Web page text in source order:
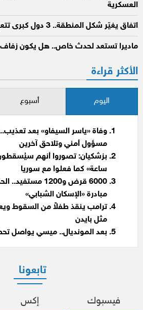
العسكرية
اتفاق يغيّر شكل المنطقة.. 3 دول كبرى تتعهد بالرد على أيّ هجوم
ماديرا تستعد لحدث خاص.. هل يكون زفاف
الأكثر قراءة
اليوم أسبوع
وفاة «ياسر السيفاو» بعد تعذيب..
مسؤول أمني وتلاحق آخرين
ساعة» كما فعلوا مع سوريا
6000 قرض و1200
مبادرة «الإسكان الشبابي»
ترامب ينقذ طفلاً من السقوط
مثل بايدن
بعد المونديال.. ميسي يواصل
تابعونا
فيسبوك إكس